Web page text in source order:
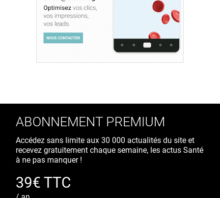
ABONNEMENT PREMIUM
Accédez sans limite aux 30 000 actualités du site et
recevez gratuitement chaque semaine, les actus Santé
à ne pas manquer !
39€ TTC